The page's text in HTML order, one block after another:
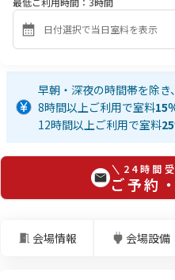
早朝・深夜の時間帯を除き、
8時間以上ご利用で室料15
12時間以上ご利用で室料
24時間
ご予約
会場情報 会場設備